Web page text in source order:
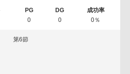
0 0 0％
第6節